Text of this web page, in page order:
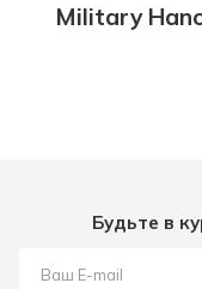
Military
Будьте в